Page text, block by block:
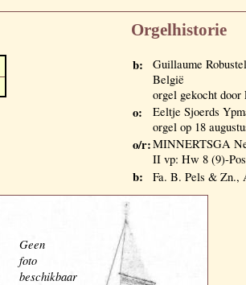
Orgelhistorie
b:
Guillaume
België
orgel gekocht
o:
Eeltje Sjoerds
orgel op 18
o/r:MINNERTSGA
II vp: Hw 8 (9)-
b: Fa. B. Pels & Zn.,
Geen
foto
beschikbaar